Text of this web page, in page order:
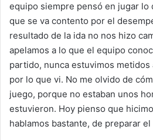
equipo siempre pensó en jugar lo
que se va contento por el
resultado de la ida no nos hizo
apelamos a lo que el equipo
partido, nunca estuvimos
por lo que vi. No me olvido de
juego, porque no estaban unos
estuvieron. Hoy pienso que
hablamos bastante, de preparar